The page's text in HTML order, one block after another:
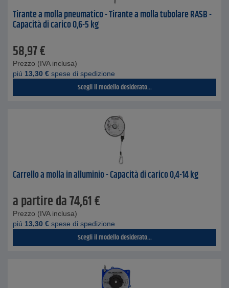
Tirante a molla pneumatico - Tirante a molla tubolare RASB -
Capacità di carico 0,6-5 kg
58,97€
Prezzo (IVA inclusa)
piú 13,30 € spese di spedizione
Scegli il modello desiderato...
Carrello a molla in alluminio - Capacità di carico 0,4-14 kg
a partire da74,61€
Prezzo (IVA inclusa)
piú 13,30 € spese di spedizione
Scegli il modello desiderato...